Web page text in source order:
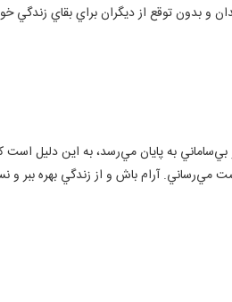
و بدون توقع از ديگران براي بقاي
به پايان مي‌رسد، به اين دليل
مي‌رساني. آرام باش و از زندگي بهره ببر